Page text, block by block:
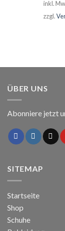
inkl.
zzgl.
ÜBER UNS
Abonniere jetzt
SITEMAP
Startseite
Shop
Schuhe